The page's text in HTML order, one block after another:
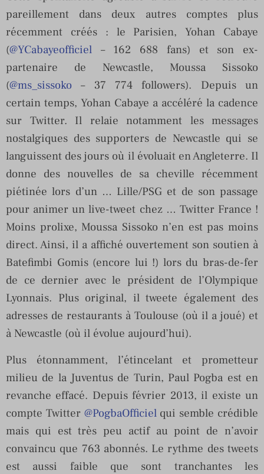
pareillement dans deux autres comptes plus
récemment créés : le Parisien, Yohan Cabaye
(@YCabayeofficiel – 162 688 fans) et son ex-
partenaire de Newcastle, Moussa Sissoko
(@ms_sissoko – 37 774 followers). Depuis un
certain temps, Yohan Cabaye a accéléré la cadence
sur Twitter. Il relaie notamment les messages
nostalgiques des supporters de Newcastle qui se
languissent des jours où il évoluait en Angleterre. Il
donne des nouvelles de sa cheville récemment
piétinée lors d’un … Lille/PSG et de son passage
pour animer un live-tweet chez … Twitter France !
Moins prolixe, Moussa Sissoko n’en est pas moins
direct. Ainsi, il a affiché ouvertement son soutien à
Batefimbi Gomis (encore lui !) lors du bras-de-fer
de ce dernier avec le président de l’Olympique
Lyonnais. Plus original, il tweete également des
adresses de restaurants à Toulouse (où il a joué) et
à Newcastle (où il évolue aujourd’hui).
Plus étonnamment, l’étincelant et prometteur
milieu de la Juventus de Turin, Paul Pogba est en
revanche effacé. Depuis février 2013, il existe un
compte Twitter @PogbaOfficielqui semble crédible
mais qui est très peu actif au point de n’avoir
convaincu que 763 abonnés. Le rythme des tweets
est aussi faible que sont tranchantes les